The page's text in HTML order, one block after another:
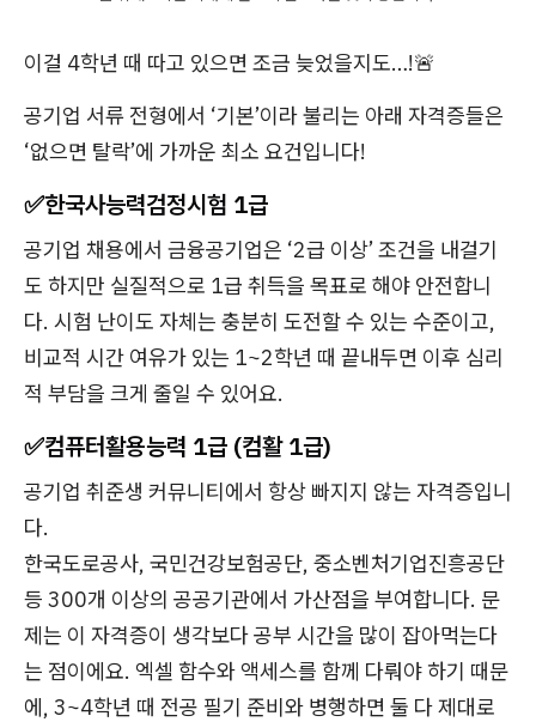
이걸 4학년 때 따고 있으면 조금 늦었을지도…!🚨
공기업 서류 전형에서 ‘기본’이라 불리는 아래 자격증들은
‘없으면 탈락’에 가까운 최소 요건입니다!
✅한국사능력검정시험 1급
공기업 채용에서 금융공기업은 ‘2급 이상’ 조건을 내걸기
도 하지만 실질적으로 1급 취득을 목표로 해야 안전합니
다. 시험 난이도 자체는 충분히 도전할 수 있는 수준이고,
비교적 시간 여유가 있는 1~2학년 때 끝내두면 이후 심리
적 부담을 크게 줄일 수 있어요.
✅컴퓨터활용능력 1급 (컴활 1급)
공기업 취준생 커뮤니티에서 항상 빠지지 않는 자격증입니
다.
한국도로공사, 국민건강보험공단, 중소벤처기업진흥공단
등 300개 이상의 공공기관에서 가산점을 부여합니다. 문
제는 이 자격증이 생각보다 공부 시간을 많이 잡아먹는다
는 점이에요. 엑셀 함수와 액세스를 함께 다뤄야 하기 때문
에, 3~4학년 때 전공 필기 준비와 병행하면 둘 다 제대로